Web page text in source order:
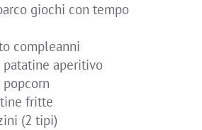
giochi con tempo
compleanni
aperitivo
fritte
(2 tipi)